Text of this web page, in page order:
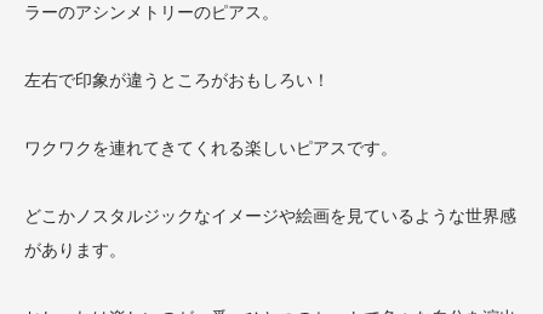
ラーのアシンメトリーのピアス。
左右で印象が違うところがおもしろい！
ワクワクを連れてきてくれる楽しいピアスです。
どこかノスタルジックなイメージや絵画を見ているような世界感
があります。